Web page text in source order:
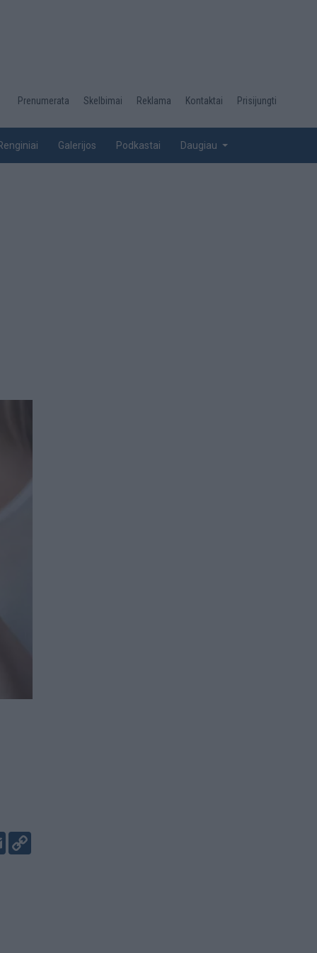
Desktop
top
Prenumerata Skelbimai Reklama Kontaktai Prisijungti
Galerijos Podkastai Daugiau
Email